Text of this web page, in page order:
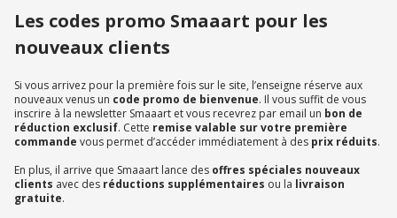
Les codes promo Smaaart pour les
nouveaux clients
Si vous arrivez pour la première fois sur le site, l’enseigne réserve aux
nouveaux venus un code promo de bienvenue. Il vous suffit de vous
inscrire à la newsletter Smaaart et vous recevrez par email un bon de
réduction exclusif. Cette remise valable sur votre première
commande vous permet d’accéder immédiatement à des prix réduits.
En plus, il arrive que Smaaart lance des offres spéciales nouveaux
clients avec des réductions supplémentaires ou la livraison
gratuite.